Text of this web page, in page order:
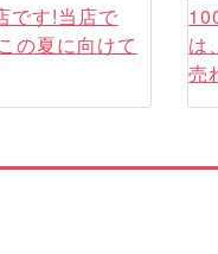
です!当店で
の夏に向けて
は
売